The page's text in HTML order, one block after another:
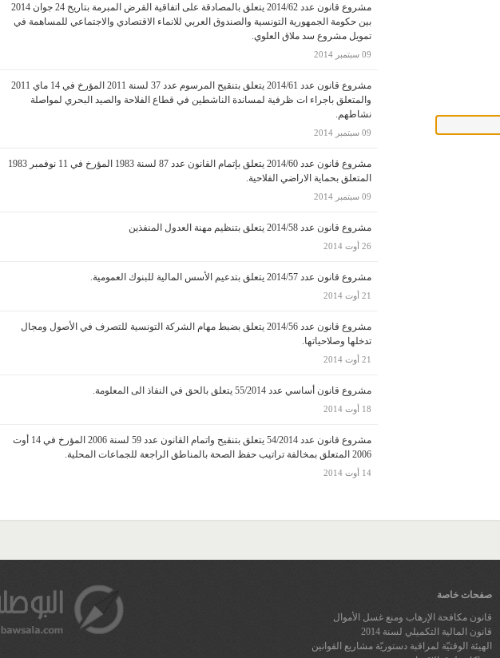
مشروع قانون عدد 2014/62 يتعلق بالمصادقة على اتفاقية القرض المبرمة بتاريخ 24 جوان 2014
بين حكومة الجمهورية التونسية والصندوق العربي للانماء الاقتصادي والاجتماعي للمساهمة في
تمويل مشروع سد ملاق العلوي.
09 سبتمبر 2014
مشروع قانون عدد 2014/61 يتعلق بتنقيح المرسوم عدد 37 لسنة 2011 المؤرخ في 14 ماي 2011
والمتعلق باجراء ات ظرفية لمساندة الناشطين في قطاع الفلاحة والصيد البحري لمواصلة
نشاطهم.
09 سبتمبر 2014
مشروع قانون عدد 2014/60 يتعلق بإتمام القانون عدد 87 لسنة 1983 المؤرخ في 11 نوفمبر 1983
المتعلق بحماية الاراضي الفلاحية.
09 سبتمبر 2014
مشروع قانون عدد 2014/58 يتعلق بتنظيم مهنة العدول المنفذين
26 أوت 2014
مشروع قانون عدد 2014/57 يتعلق بتدعيم الأسس المالية للبنوك العمومية.
21 أوت 2014
مشروع قانون عدد 2014/56 يتعلق بضبط مهام الشركة التونسية للتصرف في الأصول ومجال
تدخلها وصلاحياتها.
21 أوت 2014
مشروع قانون أساسي عدد 55/2014 يتعلق بالحق في النفاذ الى المعلومة.
18 أوت 2014
مشروع قانون عدد 54/2014 يتعلق بتنقيح واتمام القانون عدد 59 لسنة 2006 المؤرخ في 14 أوت
2006 المتعلق بمخالفة تراتيب حفظ الصحة بالمناطق الراجعة للجماعات المحلية.
14 أوت 2014
صفحات خاصة
قانون مكافحة الإرهاب ومنع غسل الأموال
قانون المالية التكميلي لسنة 2014
الهيئة الوقتيّة لمراقبة دستوريّة مشاريع القوانين